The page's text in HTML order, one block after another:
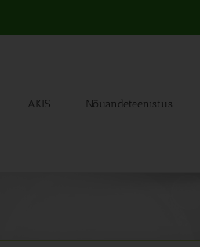
AKIS Nõuandeteenistus